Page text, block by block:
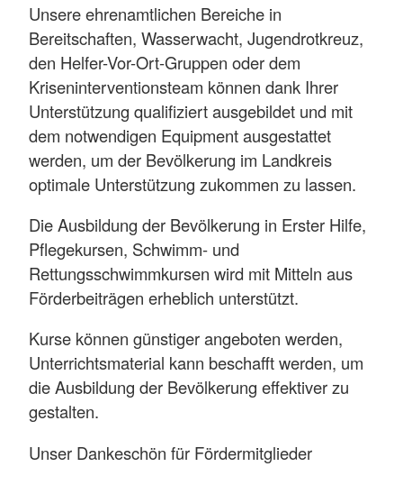
Unsere ehrenamtlichen Bereiche in
Bereitschaften, Wasserwacht, Jugendrotkreuz,
den Helfer-Vor-Ort-Gruppen oder dem
Kriseninterventionsteam können dank Ihrer
Unterstützung qualifiziert ausgebildet und mit
dem notwendigen Equipment ausgestattet
werden, um der Bevölkerung im Landkreis
optimale Unterstützung zukommen zu lassen.
Die Ausbildung der Bevölkerung in Erster Hilfe,
Pflegekursen, Schwimm- und
Rettungsschwimmkursen wird mit Mitteln aus
Förderbeiträgen erheblich unterstützt.
Kurse können günstiger angeboten werden,
Unterrichtsmaterial kann beschafft werden, um
die Ausbildung der Bevölkerung effektiver zu
gestalten.
Unser Dankeschön für Fördermitglieder